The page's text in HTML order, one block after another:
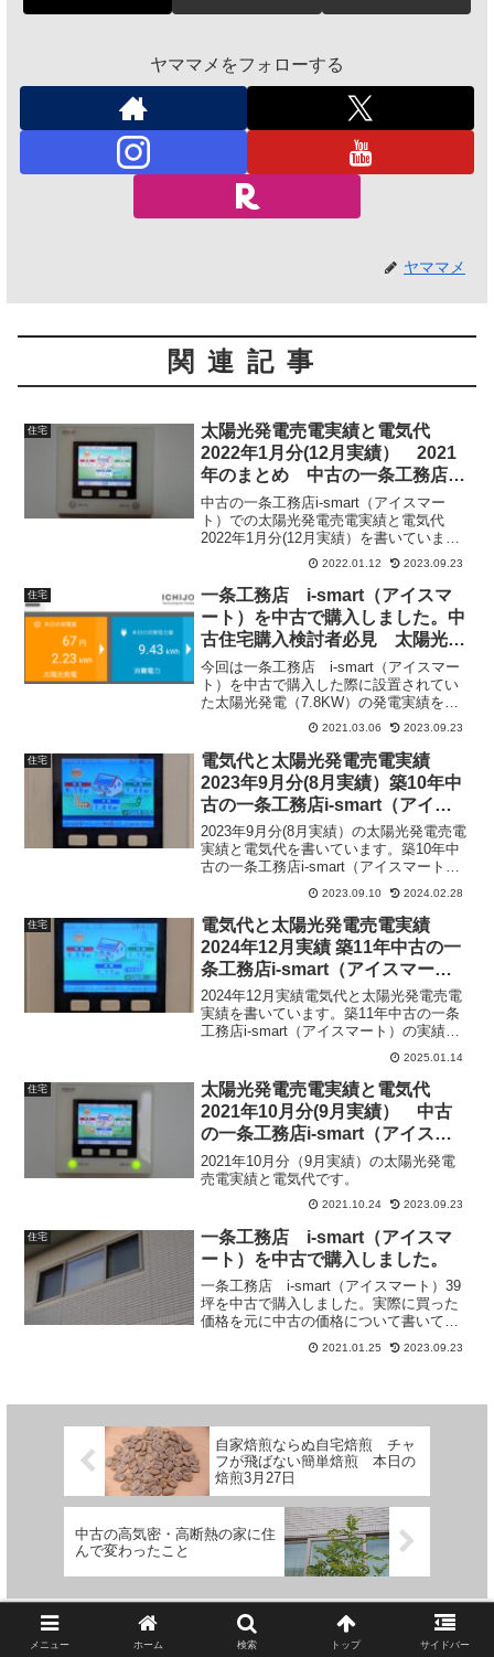
ヤママメをフォローする
ヤママメ
関連記事
住宅
太陽光発電売電実績と電気代
2022年1月分(12月実績） 2021
年のまとめ 中古の一条工務店i-
smart（アイスマート）
中古の一条工務店i-smart（アイスマー
ト）での太陽光発電売電実績と電気代
2022年1月分(12月実績）を書いていま
す。合わせて2021年の実績もまとめとし
て書いています。
2022.01.12 2023.09.23
住宅
一条工務店 i-smart（アイスマ
ート）を中古で購入しました。中
古住宅購入検討者必見 太陽光発
電実績公開
今回は一条工務店 i-smart（アイスマー
ト）を中古で購入した際に設置されてい
た太陽光発電（7.8KW）の発電実績を公
開したいと思います。中古住宅の購入の
際には太陽光発電の設置状況で大きく影
響しますので中古住宅購入を考えている
人は必見です。
2021.03.06 2023.09.23
住宅
電気代と太陽光発電売電実績
2023年9月分(8月実績）築10年中
古の一条工務店i-smart（アイス
マート）
2023年9月分(8月実績）の太陽光発電売電
実績と電気代を書いています。築10年中
古の一条工務店i-smart（アイスマート）
2023.09.10 2024.02.28
住宅
電気代と太陽光発電売電実績
2024年12月実績 築11年中古の一
条工務店i-smart（アイスマー
ト）
2024年12月実績電気代と太陽光発電売電
実績を書いています。築11年中古の一条
工務店i-smart（アイスマート）の実績で
2025.01.14
住宅
太陽光発電売電実績と電気代
2021年10月分(9月実績） 中古
の一条工務店i-smart（アイスマ
ート）
2021年10月分（9月実績）の太陽光発電
売電実績と電気代です。
2021.10.24 2023.09.23
住宅
一条工務店 i-smart（アイスマ
ート）を中古で購入しました。
一条工務店 i-smart（アイスマート）39
坪を中古で購入しました。実際に買った
価格を元に中古の価格について書いてあ
ります。また中古住宅の購入時に調べな
ければならないことがたくさんありまし
2021.01.25 2023.09.23
自家焙煎ならぬ自宅焙煎 チャ
フが飛ばない簡単焙煎 本日の
焙煎3月27日
中古の高気密・高断熱の家に住
んで変わったこと
メニュー ホーム 検索 トップ サイドバー